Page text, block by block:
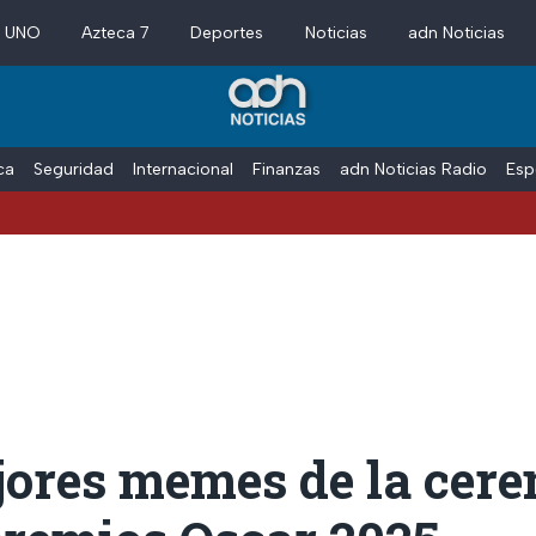
Azteca 7 Deportes Noticias adn Noticias
Seguridad Internacional Finanzas adn Noticias Radio
memes de la